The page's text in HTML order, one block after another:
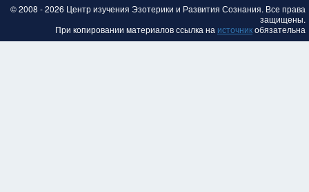
© 2008 - 2026 Центр изучения Эзотерики и Развития Сознания. Все права
защищены.
При копировании материалов ссылка на источникобязательна